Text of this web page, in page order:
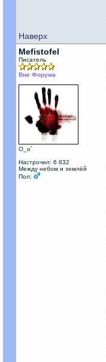
Наверх
Mefistofel
Писатель
Вне Форума
О_о`
Настрочил: 6 832
Между небом и землёй
Пол: